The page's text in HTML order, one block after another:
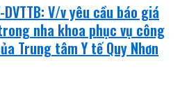
V/v yêu cầu báo giá
nha khoa phục vụ công
Trung tâm Y tế Quy Nhơn